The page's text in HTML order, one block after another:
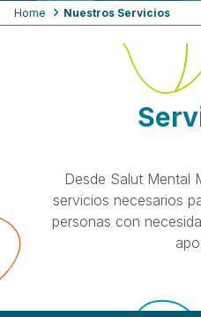
Breadcrumb
Home Nuestros Servicios
Desde Salut Mental
servicios necesarios
personas con